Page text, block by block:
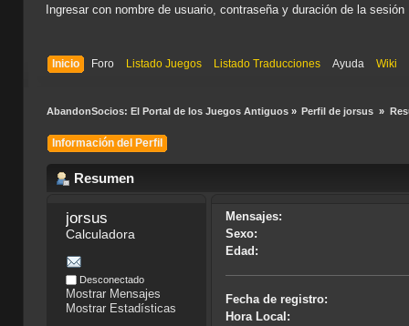
Ingresar con nombre de usuario, contraseña y duración de la sesión
Inicio Foro Listado Juegos Listado Traducciones Ayuda Wiki
AbandonSocios: El Portal de los Juegos Antiguos» Perfil de jorsus »
Información del Perfil
Resumen
jorsus
Calculadora
Desconectado
Mostrar Mensajes
Mostrar Estadísticas
Mensajes:
Sexo:
Edad:
Fecha de registro:
Hora Local: